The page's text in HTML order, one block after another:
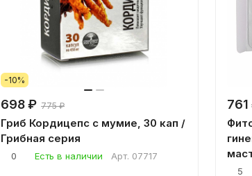
-10%
698 ₽ 775 ₽
Гриб Кордицепс с мумие, 30 кап /
Грибная серия
0 Есть в наличии Арт. 07717
761
5